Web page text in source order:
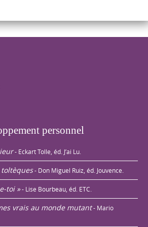
personnel
- Eckart Tolle, éd. J’ai Lu.
- Don Miguel Ruiz, éd. Jouvence.
toi »- Lise Bourbeau, éd. ETC.
vrais au monde mutant- Mario